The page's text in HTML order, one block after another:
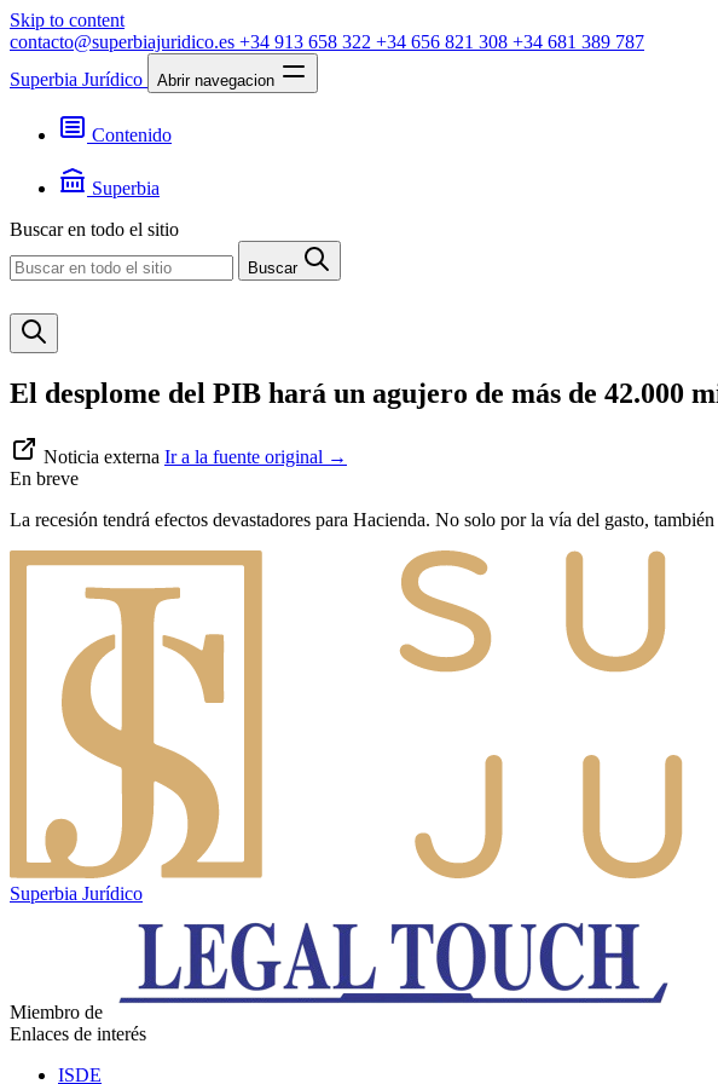
Skip to content
contacto@superbiajuridico.es +34 913 658 322 +34 656 821 308 +34 681 389 787
Superbia Jurídico
Abrir navegacion
Contenido
Jurisprudencia
Noticias
Superbia
Contacto
Buscar en todo el sitio
Buscar
El desplome del PIB hará un agujero de más de 42.000
Noticia externa Ir a la fuente original →
En breve
La recesión tendrá efectos devastadores para Hacienda. No solo por la vía del gasto,
Superbia Jurídico
Miembro de
Enlaces de interés
ISDE